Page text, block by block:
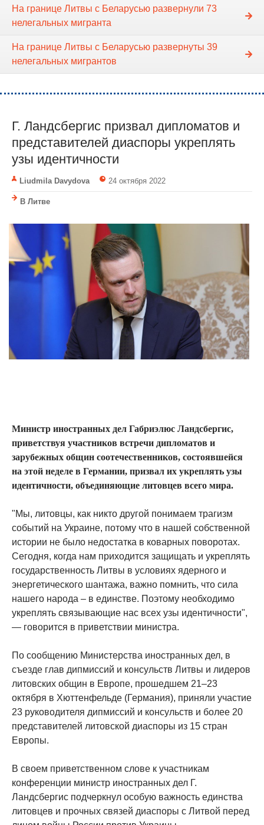
На границе Литвы с Беларусью развернули 73
нелегальных мигранта
На границе Литвы с Беларусью развернуты 39
нелегальных мигрантов
Г. Ландсбергис призвал дипломатов и
представителей диаспоры укреплять
узы идентичности
Liudmila Davydova 24 октября 2022
В Литве
Министр иностранных дел Габриэлюс Ландсбергис,
приветствуя участников встречи дипломатов и
зарубежных общин соотечественников, состоявшейся
на этой неделе в Германии, призвал их укреплять узы
идентичности, объединяющие литовцев всего мира.
"Мы, литовцы, как никто другой понимаем трагизм
событий на Украине, потому что в нашей собственной
истории не было недостатка в коварных поворотах.
Сегодня, когда нам приходится защищать и укреплять
государственность Литвы в условиях ядерного и
энергетического шантажа, важно помнить, что сила
нашего народа – в единстве. Поэтому необходимо
укреплять связывающие нас всех узы идентичности",
— говорится в приветствии министра.
По сообщению Министерства иностранных дел, в
съезде глав дипмиссий и консульств Литвы и лидеров
литовских общин в Европе, прошедшем 21‒23
октября в Хюттенфельде (Германия), приняли участие
23 руководителя дипмиссий и консульств и более 20
представителей литовской диаспоры из 15 стран
Европы.
В своем приветственном слове к участникам
конференции министр иностранных дел Г.
Ландсбергис подчеркнул особую важность единства
литовцев и прочных связей диаспоры с Литвой перед